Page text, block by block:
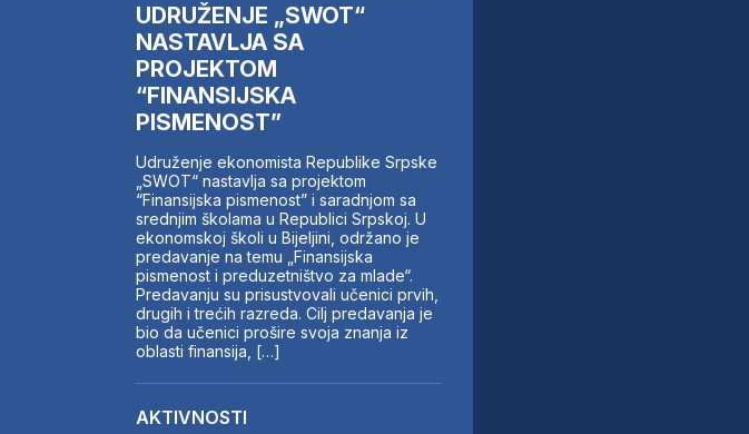
UDRUŽENJE „SWOT“
NASTAVLJA SA
PROJEKTOM
“FINANSIJSKA
PISMENOST”
Udruženje ekonomista Republike Srpske
„SWOT“ nastavlja sa projektom
“Finansijska pismenost” i saradnjom sa
srednjim školama u Republici Srpskoj. U
ekonomskoj školi u Bijeljini, održano je
predavanje na temu „Finansijska
pismenost i preduzetništvo za mlade“.
Predavanju su prisustvovali učenici prvih,
drugih i trećih razreda. Cilj predavanja je
bio da učenici prošire svoja znanja iz
oblasti finansija, […]
AKTIVNOSTI